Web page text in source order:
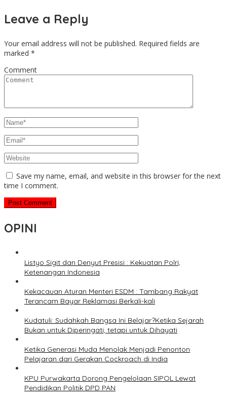
Leave a Reply
Your email address will not be published. Required fields are
marked *
Comment
Save my name, email, and website in this browser for the next
time I comment.
OPINI
Listyo Sigit dan Denyut Presisi : Kekuatan Polri,
Ketenangan Indonesia
Kekacauan Aturan Menteri ESDM : Tambang Rakyat
Terancam Bayar Reklamasi Berkali-kali
Kudatuli: Sudahkah Bangsa Ini Belajar?Ketika Sejarah
Bukan untuk Diperingati, tetapi untuk Dihayati
Ketika Generasi Muda Menolak Menjadi Penonton
Pelajaran dari Gerakan Cockroach di India
KPU Purwakarta Dorong Pengelolaan SIPOL Lewat
Pendidikan Politik DPD PAN